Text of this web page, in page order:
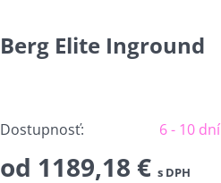
Berg Elite Inground
Dostupnosť: 6 - 10 dní
od 1189,18 € s DPH